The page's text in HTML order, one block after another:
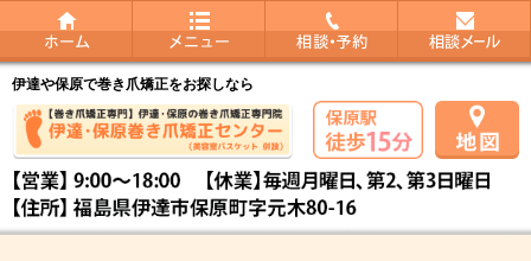
伊達や保原で巻き爪矯正をお探しなら